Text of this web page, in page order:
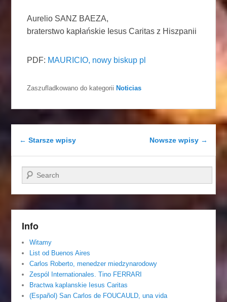
Aurelio SANZ BAEZA,
braterstwo kapłańskie Iesus Caritas z Hiszpanii
PDF: MAURICIO, nowy biskup pl
Zaszufladkowano do kategorii Noticias
Nawigacja wpisu
← Starsze wpisy Nowsze wpisy →
Szukaj
Info
Witamy
List od Buenos Aires
Carlos Roberto, menedzer miedzynarodowy
Zespól Internationales. Tino FERRARI
Bractwa kaplanskie Iesus Caritas
(Español) San Carlos de FOUCAULD, una vida